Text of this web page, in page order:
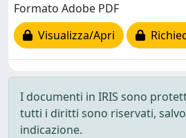
Formato Adobe PDF
Visualizza/Apri
I documenti in IRIS sono
tutti i diritti sono riservati,
indicazione.